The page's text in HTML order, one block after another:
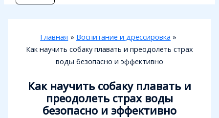
Главная
Воспитание и дрессировка
Как научить собаку плавать и преодолеть страх
воды безопасно и эффективно
Как научить собаку плавать и
преодолеть страх воды
безопасно и эффективно